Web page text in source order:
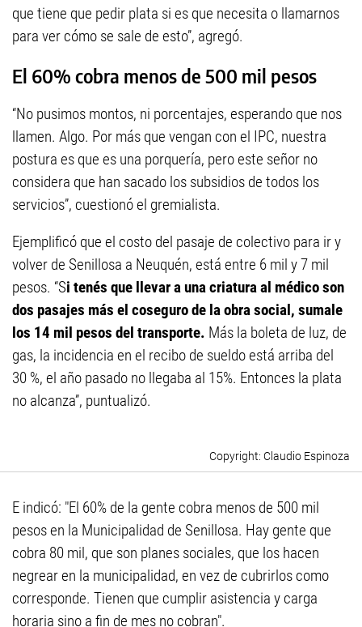
que tiene que pedir plata si es que necesita o llamarnos
para ver cómo se sale de esto”, agregó.
El 60% cobra menos de 500 mil pesos
“No pusimos montos, ni porcentajes, esperando que nos
llamen. Algo. Por más que vengan con el IPC, nuestra
postura es que es una porquería, pero este señor no
considera que han sacado los subsidios de todos los
servicios”, cuestionó el gremialista.
Ejemplificó que el costo del pasaje de colectivo para ir y
volver de Senillosa a Neuquén, está entre 6 mil y 7 mil
pesos. “Si tenés que llevar a una criatura al médico son
dos pasajes más el coseguro de la obra social, sumale
los 14 mil pesos del transporte. Más la boleta de luz, de
gas, la incidencia en el recibo de sueldo está arriba del
30 %, el año pasado no llegaba al 15%. Entonces la plata
no alcanza”, puntualizó.
Claudio Espinoza
E indicó: "El 60% de la gente cobra menos de 500 mil
pesos en la Municipalidad de Senillosa. Hay gente que
cobra 80 mil, que son planes sociales, que los hacen
negrear en la municipalidad, en vez de cubrirlos como
corresponde. Tienen que cumplir asistencia y carga
horaria sino a fin de mes no cobran".